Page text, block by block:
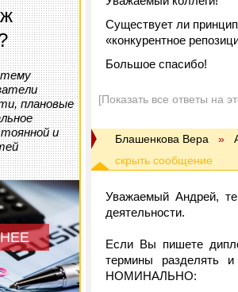
плановые
и
Существует ли
«конкурентное
Большое спасибо!
[Показать все ответы на
Блашенкова Вера »
Уважаемый Андрей,
деятельности.
Если Вы пишете
термины разделять
НОМИНАЛЬНО: